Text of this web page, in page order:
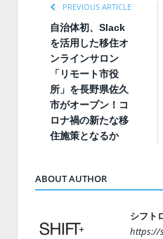
PREVIOUS ARTICLE
自治体初、Slack
を活用した移住オ
ンラインサロン
「リモート市役
所」を長野県佐久
市がオープン！コ
ロナ禍の新たな移
住施策となるか
ABOUT AUTHOR
シフト
https://